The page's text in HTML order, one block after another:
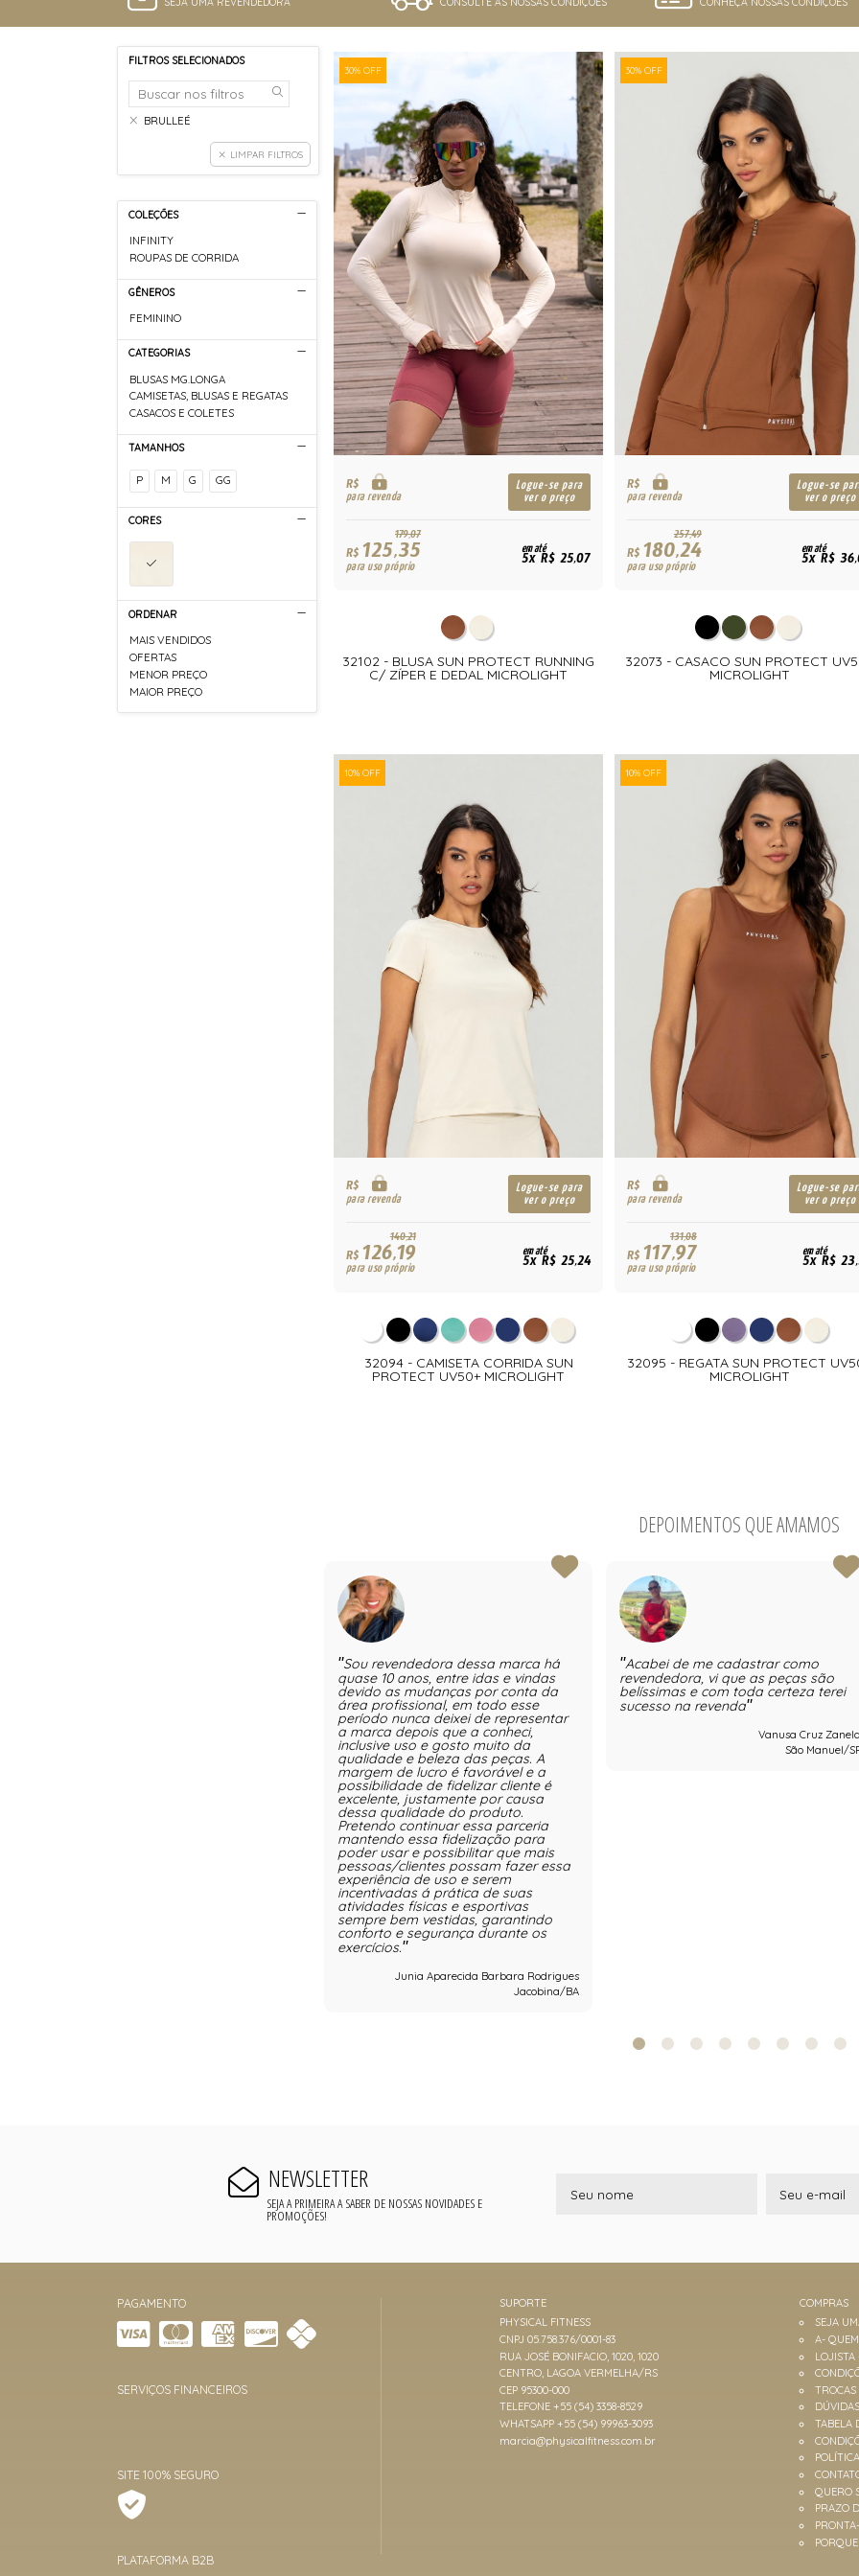
FILTROS SELECIONADOS
BRULLEÉ
LIMPAR FILTROS
COLEÇÕES
INFINITY
ROUPAS DE CORRIDA
GÊNEROS
FEMININO
CATEGORIAS
BLUSAS MG.LONGA
CAMISETAS, BLUSAS E REGATAS
CASACOS E COLETES
TAMANHOS
P M G GG
CORES
ORDENAR
MAIS VENDIDOS
OFERTAS
MENOR PREÇO
MAIOR PREÇO
30% OFF
R$
para revenda
Logue-se para
ver o preço
179,07
R$125,35
para uso próprio
em até
5x R$ 25,07
32102 - BLUSA SUN PROTECT RUNNING
C/ ZÍPER E DEDAL MICROLIGHT
30% OFF
R$
para revenda
Logue-se
ver o preço
257,49
R$180,24
para uso próprio
em até
5x R$
32073 - CASACO SUN PROTECT
MICROLIGHT
10% OFF
R$
para revenda
Logue-se para
ver o preço
140,21
R$126,19
para uso próprio
em até
5x R$ 25,24
32094 - CAMISETA CORRIDA SUN
PROTECT UV50+ MICROLIGHT
10% OFF
R$
para revenda
Logue-se
ver o preço
131,08
R$117,97
para uso próprio
em até
5x R$
32095 - REGATA SUN PROTECT
MICROLIGHT
DEPOIMENTOS QUE AMAMOS
Sou revendedora dessa marca há
quase 10 anos, entre idas e vindas
devido as mudanças por conta da
área profissional, em todo esse
período nunca deixei de representar
a marca depois que a conheci,
inclusive uso e gosto muito da
qualidade e beleza das peças. A
margem de lucro é favorável e a
possibilidade de fidelizar cliente é
excelente, justamente por causa
dessa qualidade do produto.
Pretendo continuar essa parceria
mantendo essa fidelização para
poder usar e possibilitar que mais
pessoas/clientes possam fazer essa
experiência de uso e serem
incentivadas á prática de suas
atividades físicas e esportivas
sempre bem vestidas, garantindo
conforto e segurança durante os
exercícios.
Junia Aparecida Barbara Rodrigues
Jacobina/BA
Acabei de me cadastrar como
revendedora, vi que as peças são
belíssimas e com toda certeza terei
sucesso na revenda
Vanusa Cruz Zanela
São Manuel/
NEWSLETTER
SEJA A PRIMEIRA A SABER DE NOSSAS NOVIDADES E
PROMOÇÕES!
PAGAMENTO
SERVIÇOS FINANCEIROS
SITE 100% SEGURO
PLATAFORMA B2B
SUPORTE
PHYSICAL FITNESS
CNPJ 05.758.376/0001-83
RUA JOSÉ BONIFACIO, 1020, 1020
CENTRO, LAGOA VERMELHA/RS
CEP 95300-000
TELEFONE +55 (54) 3358-8529
WHATSAPP +55 (54) 99963-3093
marcia@physicalfitness.com.br
COMPRAS
SEJA
A-
LOJISTA
TROCAS
TABELA
QUERO
PRAZO